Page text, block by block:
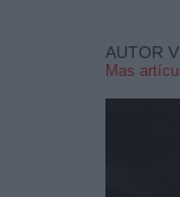
AUTOR
Mas